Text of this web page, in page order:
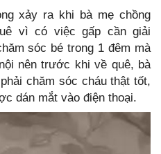
xảy ra khi bà mẹ chồng
vì có việc gấp cần giải
sóc bé trong 1 đêm mà
nên trước khi về quê, bà
chăm sóc cháu thật tốt,
dán mắt vào điện thoại.